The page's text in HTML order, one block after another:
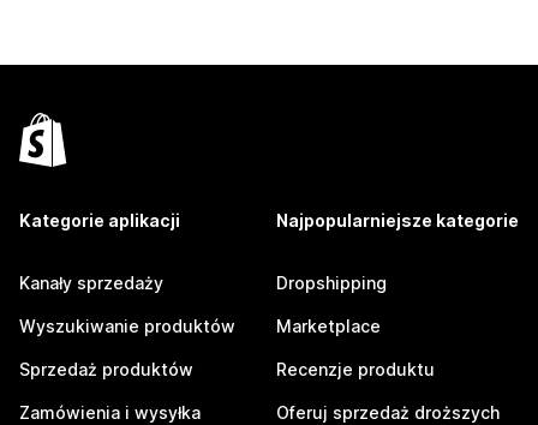
Kategorie aplikacji
Kanały sprzedaży
Wyszukiwanie produktów
Sprzedaż produktów
Zamówienia i wysyłka
Najpopularniejsze kategorie
Dropshipping
Marketplace
Recenzje produktu
Oferuj sprzedaż droższych